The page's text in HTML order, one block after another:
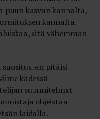
puun kasvun kannalta,
kannalta.
sitä vähemmän
pitäisi
kädessä
suunnitelmat
ohjeistaa
laidalla.